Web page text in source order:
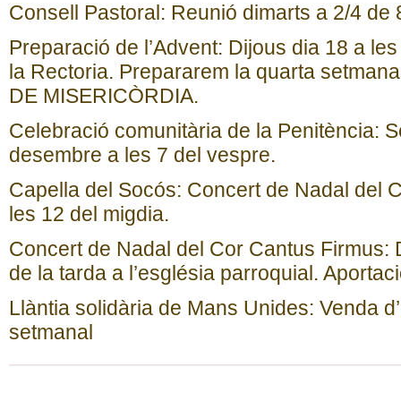
Consell Pastoral: Reunió dimarts a 2/4 de
Preparació de l’Advent: Dijous dia 18 a
la Rectoria. Prepararem la quarta
DE MISERICÒRDIA.
Celebració comunitària de la Penitència:
desembre a les 7 del vespre.
Capella del Socós: Concert de Nadal del
les 12 del migdia.
Concert de Nadal del Cor Cantus Firmus:
de la tarda a l’església parroquial.
Llàntia solidària de Mans Unides: Venda
setmanal